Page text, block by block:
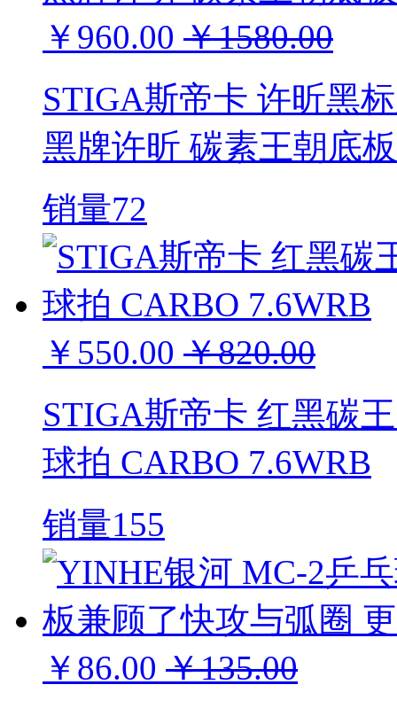
￥960.00 ￥1580.00
STIGA斯帝卡 许昕黑
黑牌许昕 碳素王朝底板
销量72
￥550.00 ￥820.00
STIGA斯帝卡 红黑碳
球拍 CARBO 7.6WRB
销量155
￥86.00 ￥135.00